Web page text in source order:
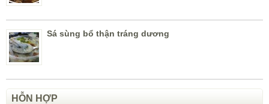
Sá sùng bổ thận tráng dương
HỖN HỢP